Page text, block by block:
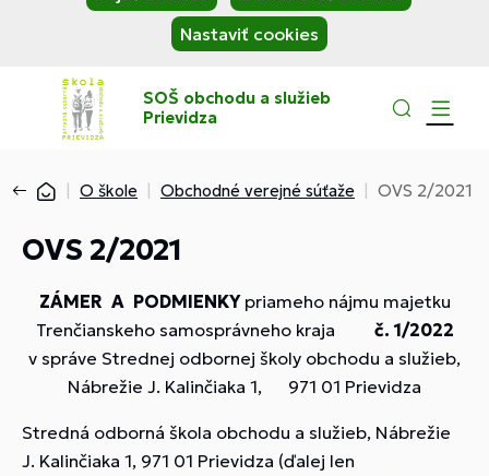
Nastaviť cookies
SOŠ obchodu a služieb
Prievidza
O škole Obchodné verejné súťaže OVS 2/2021
OVS 2/2021
ZÁMER A PODMIENKYpriameho nájmu majetku
Trenčianskeho samosprávneho kraja č. 1/2022
v správe Strednej odbornej školy obchodu a služieb,
Nábrežie J. Kalinčiaka 1, 971 01 Prievidza
Stredná odborná škola obchodu a služieb, Nábrežie
J. Kalinčiaka 1, 971 01 Prievidza (ďalej len